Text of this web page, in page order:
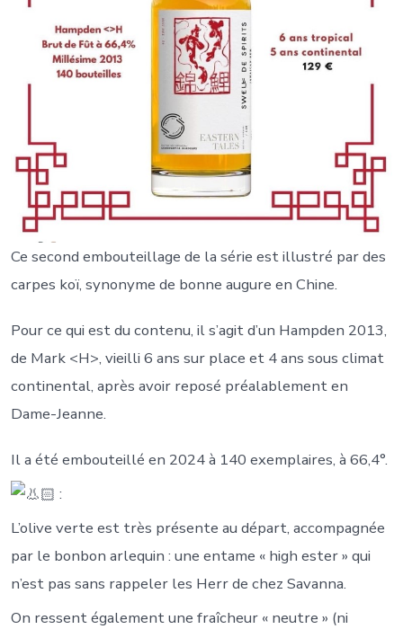
Ce second embouteillage de la série est illustré par des
carpes koï, synonyme de bonne augure en Chine.
Pource qui est du contenu, il s’agit d’un Hampden 2013,
de Mark <H>, vieilli 6 ans sur place et 4 ans sous climat
continental, après avoir reposé préalablement en
Dame-Jeanne.
Il a été embouteillé en 2024 à 140 exemplaires, à 66,4°.
:
L’olive verte est très présente au départ, accompagnée
par le bonbon arlequin : une entame « high ester » qui
n’est pas sans rappeler les Herr de chez Savanna.
On ressent également une fraîcheur « neutre » (ni